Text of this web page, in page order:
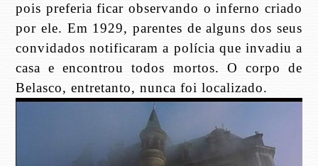
pois preferia ficar observando o inferno criado
por ele. Em 1929, parentes de alguns dos seus
convidados notificaram a polícia que invadiu a
casa e encontrou todos mortos. O corpo de
Belasco, entretanto, nunca foi localizado.